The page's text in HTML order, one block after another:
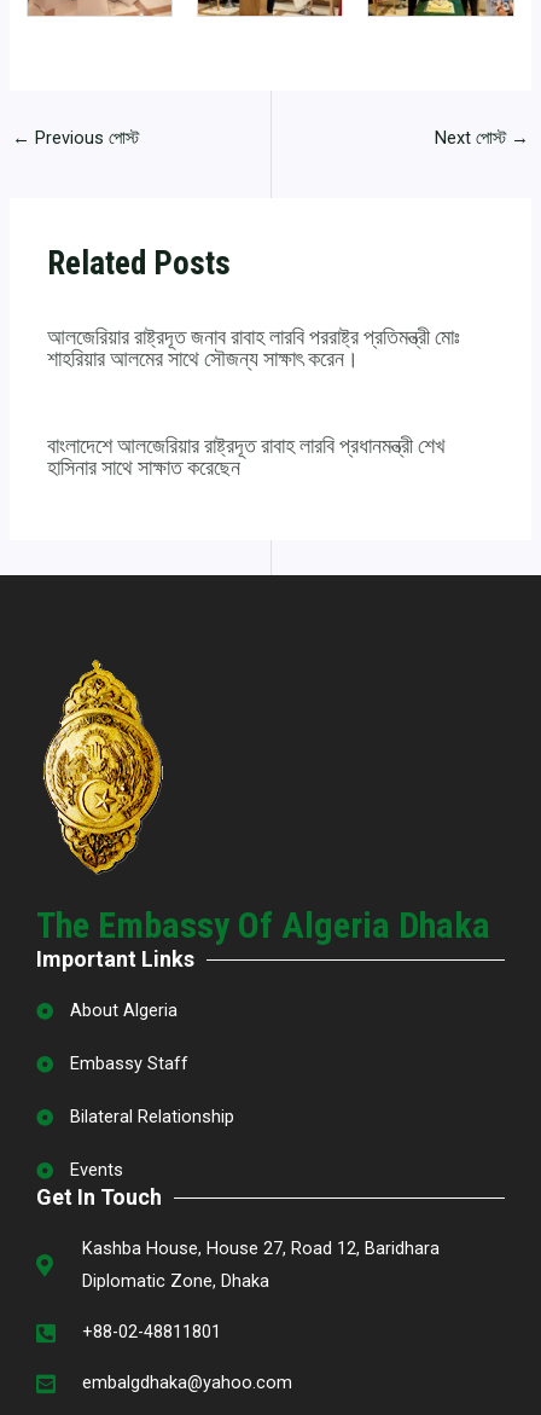
← Previous পোস্ট Next পোস্ট →
Related Posts
আলজেরিয়ার রাষ্ট্রদূত জনাব রাবাহ লারবি পররাষ্ট্র প্রতিমন্ত্রী মোঃ
শাহরিয়ার আলমের সাথে সৌজন্য সাক্ষাৎ করেন।
বাংলাদেশে আলজেরিয়ার রাষ্ট্রদূত রাবাহ লারবি প্রধানমন্ত্রী শেখ
হাসিনার সাথে সাক্ষাত করেছেন
The Embassy Of Algeria Dhaka
Important Links
About Algeria
Embassy Staff
Bilateral Relationship
Events
Get In Touch
Kashba House, House 27, Road 12, Baridhara
Diplomatic Zone, Dhaka
+88-02-48811801
embalgdhaka@yahoo.com